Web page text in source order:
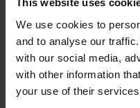
This website uses
We use cookies to
and to analyse our
with our social media,
with other information
your use of their